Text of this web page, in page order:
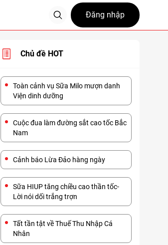
Đăng nhập
Chủ đề HOT
Toàn cảnh vụ Sữa Milo mượn danh
Viện dinh dưỡng
Cuộc đua làm đường sắt cao tốc Bắc
Nam
Cảnh báo Lừa Đảo hàng ngày
Sữa HIUP tăng chiều cao thần tốc-
Lời nói dối trắng trợn
Tất tần tật về Thuế Thu Nhập Cá
Nhân